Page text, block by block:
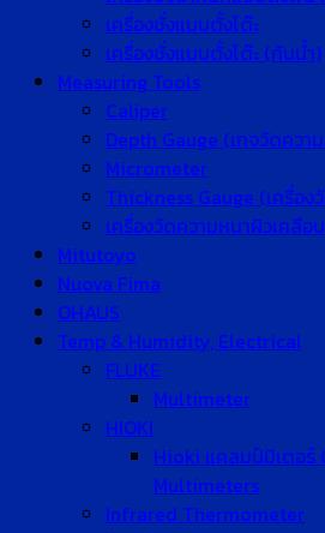
เครื่องชั่งแบบตั้งโต๊ะ
เครื่องชั่งแบบตั้งโต๊ะ (กันน้ำ)
Measuring Tools
Caliper
Depth Gauge (เกจวัดควา
Micrometer
Thickness Gauge (เครื่อง
เครื่องวัดความหนาผิวเคลือบ
Mitutoyo
Nuova Fima
OHAUS
Temp & Humidity, Electrical
FLUKE
Multimeter
HIOKI
Hioki แคลมป์มิเตอร์
Multimeters
Infrared Thermometer